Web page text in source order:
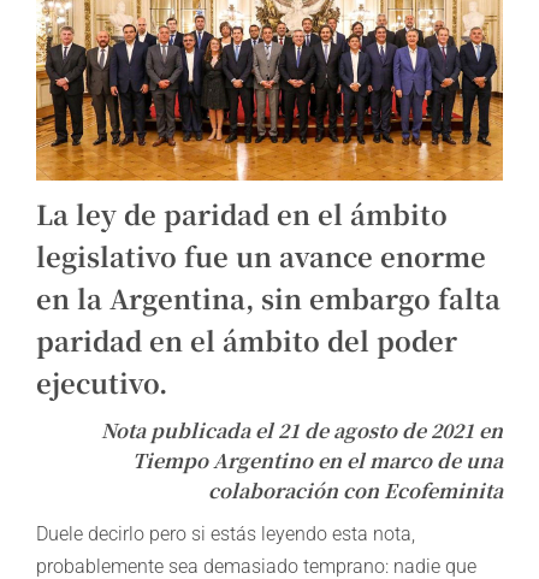
La ley de paridad en el ámbito
legislativo fue un avance enorme
en la Argentina, sin embargo falta
paridad en el ámbito del poder
ejecutivo.
Nota publicada el 21 de agosto de 2021 en
Tiempo Argentinoen el marco de una
colaboración con Ecofeminita
Duele decirlo pero si estás leyendo esta nota,
probablemente sea demasiado temprano: nadie que